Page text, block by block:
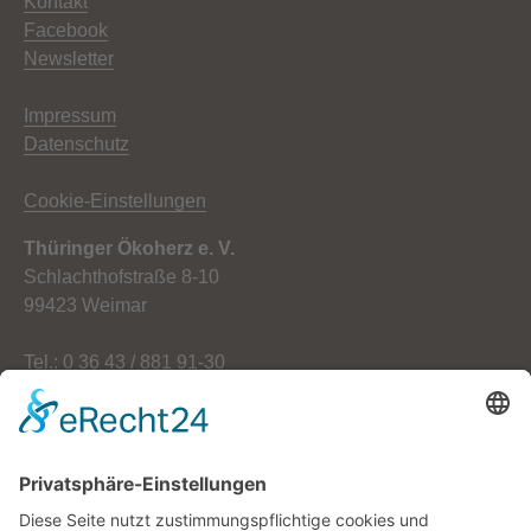
Facebook
Newsletter
Impressum
Datenschutz
Cookie-Einstellungen
Thüringer Ökoherz e. V.
Schlachthofstraße 8-10
99423 Weimar
Tel.: 0 36 43 / 881 91-30
Fax: 0 36 43 / 881 91-59
E-Mail: info[at]oekoherz.de